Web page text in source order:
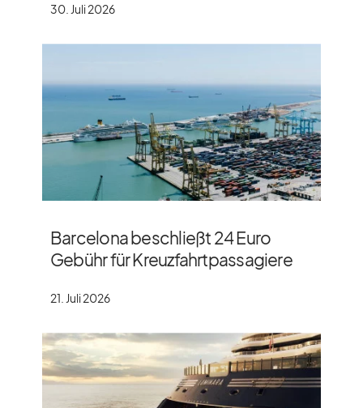
30. Juli 2026
Barcelona beschließt 24 Euro
Gebühr für Kreuzfahrtpassagiere
21. Juli 2026